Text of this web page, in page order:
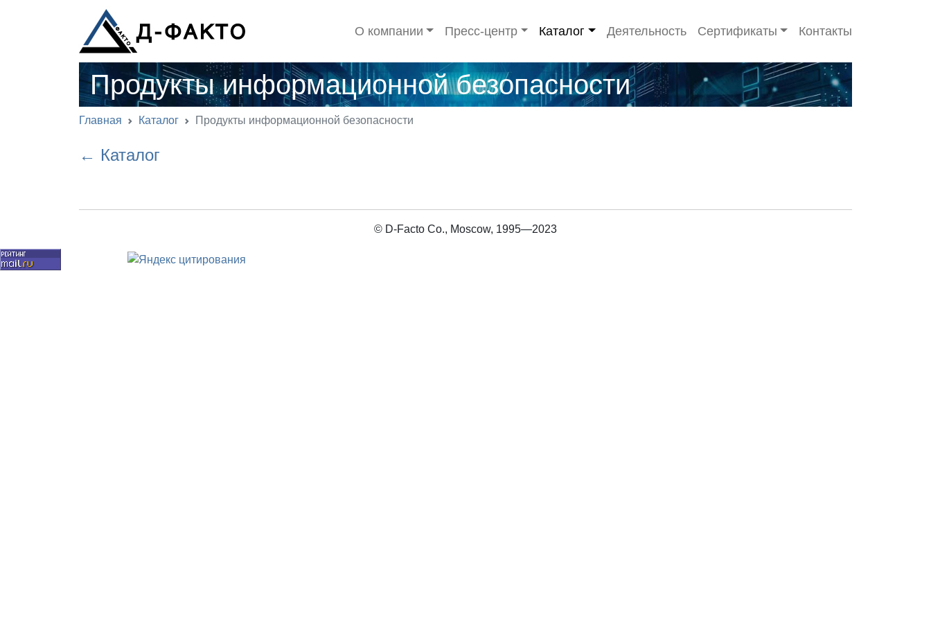
О компании Пресс-центр Каталог Деятельность Сертификаты Контакты
Продукты информационной безопасности
Главная Каталог Продукты информационной безопасности
← Каталог
© D-Facto Co., Moscow, 1995—2023